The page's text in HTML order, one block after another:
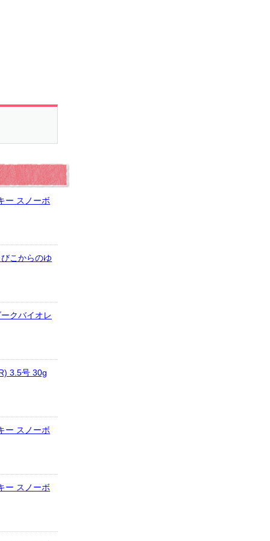
ー スノーボ
こからのゆ
クバイオレ
3.5号 30g
ー スノーボ
ー スノーボ